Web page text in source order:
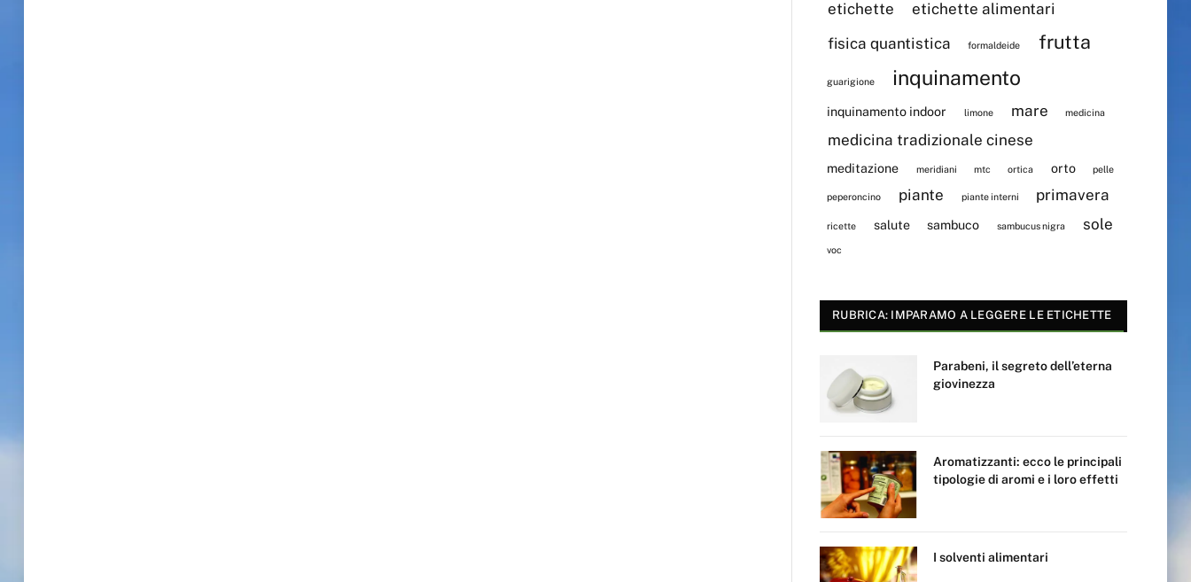
etichette
etichette alimentari
fisica quantistica
formaldeide frutta
guarigione inquinamento
inquinamento indoor limone mare medicina
medicina tradizionale cinese
meditazione meridiani mtc ortica orto pelle
peperoncino piante piante interni primavera
ricette salute sambuco sambucus nigra sole
voc
RUBRICA: IMPARAMO A LEGGERE LE ETICHETTE
Parabeni, il segreto dell’eterna
giovinezza
Aromatizzanti: ecco le principali
tipologie di aromi e i loro effetti
I solventi alimentari